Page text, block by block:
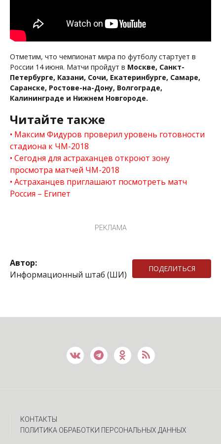
Отметим, что чемпионат мира по футболу стартует в
России 14 июня. Матчи пройдут в Москве, Санкт-
Петербурге, Казани, Сочи, Екатеринбурге, Самаре,
Саранске, Ростове-на-Дону, Волгограде,
Калининграде и Нижнем Новгороде.
Читайте также
Максим Фидуров проверил уровень готовности
стадиона к ЧМ-2018
Сегодня для астраханцев откроют зону
просмотра матчей ЧМ-2018
Астраханцев приглашают посмотреть матч
Россия – Египет
РЕКЛАМА
Автор:
Информационный штаб (ШИ)
ПОДЕЛИТЬСЯ
КОНТАКТЫ
ПОЛИТИКА ОБРАБОТКИ ПЕРСОНАЛЬНЫХ ДАННЫХ